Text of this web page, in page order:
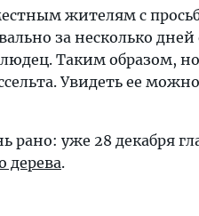
жителям с
за несколько
Таким образом,
Увидеть ее
рано: уже 28 декабря
дерева.